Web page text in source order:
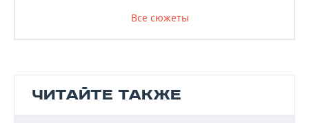
Все сюжеты
ЧИТАЙТЕ ТАКЖЕ